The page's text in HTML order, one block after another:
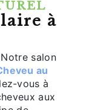
à
salon
au
vous à
aux